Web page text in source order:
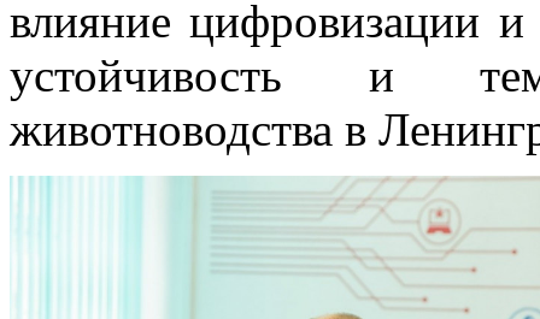
влияние цифровизации и
устойчивость и
животноводства в